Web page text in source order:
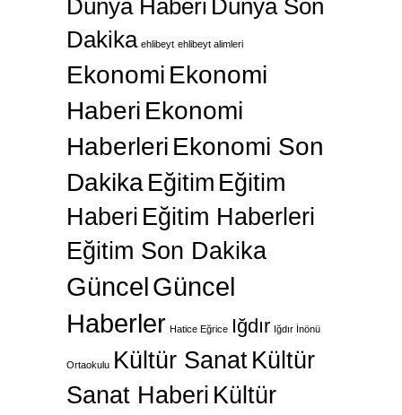
Dünya Haberi Dünya Son
Dakika ehlibeyt ehlibeyt alimleri
Ekonomi Ekonomi
Haberi Ekonomi
Haberleri Ekonomi Son
Dakika Eğitim Eğitim
Haberi Eğitim Haberleri
Eğitim Son Dakika
GüncelGüncel
Haberler Hatice Eğrice Iğdır Iğdır İnönü
Ortaokulu Kültür SanatKültür
Sanat Haberi Kültür